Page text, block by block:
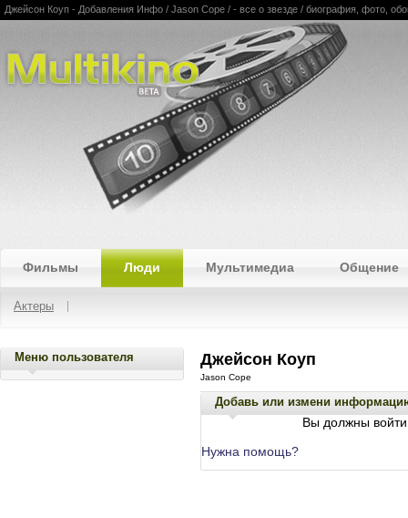
Multikino
Джейсон Коуп - Добавления Инфо / Jason Cope / - все о звезде / биография, фото,
Фильмы Люди Мультимедиа Общение
Актеры
Меню пользователя Джейсон Коуп
Jason Cope
Добавь или измени
Вы должны
Нужна помощь?